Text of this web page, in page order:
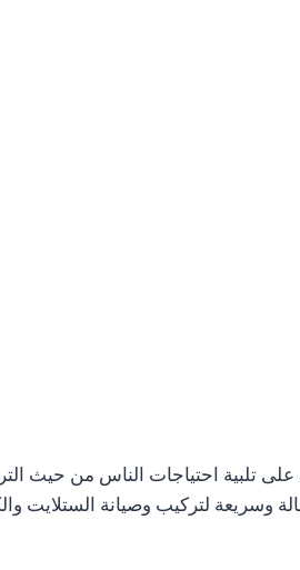
احتياجات الناس من حيث
لتركيب وصيانة الستلايت